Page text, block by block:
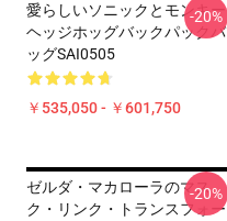
愛らしいソニックとモンキー
ヘッジホッグバックパックバ
ッグSAI0505
￥535,050 - ￥601,750
-20%
ゼルダ・マカローラのマス
ク・リンク・トランスフォー
-20%